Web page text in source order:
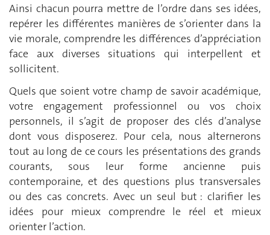
Ainsi chacun pourra mettre de l’ordre dans ses idées,
repérer les différentes manières de s’orienter dans la
vie morale, comprendre les différences d’appréciation
face aux diverses situations qui interpellent et
sollicitent.
Quels que soient votre champ de savoir académique,
votre engagement professionnel ou vos choix
personnels, il s’agit de proposer des clés d’analyse
dont vous disposerez. Pour cela, nous alternerons
tout au long de ce cours les présentations des grands
courants, sous leur forme ancienne puis
contemporaine, et des questions plus transversales
ou des cas concrets. Avec un seul but : clarifier les
idées pour mieux comprendre le réel et mieux
orienter l’action.